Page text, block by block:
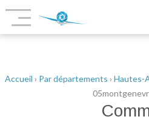
Accueil › Par départements › Hautes-